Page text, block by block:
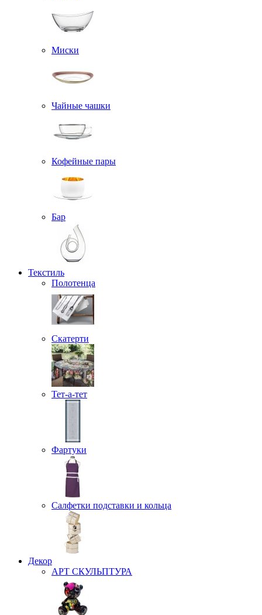
Миски
Чайные чашки
Кофейные пары
Бар
Текстиль
Полотенца
Скатерти
Тет-а-тет
Фартуки
Салфетки подставки и кольца
Декор
АРТ СКУЛЬПТУРА